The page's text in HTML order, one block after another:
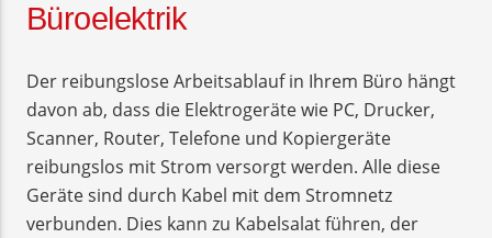
Büroelektrik
Der reibungslose Arbeitsablauf in Ihrem Büro hängt
davon ab, dass die Elektrogeräte wie PC, Drucker,
Scanner, Router, Telefone und Kopiergeräte
reibungslos mit Strom versorgt werden. Alle diese
Geräte sind durch Kabel mit dem Stromnetz
verbunden. Dies kann zu Kabelsalat führen, der